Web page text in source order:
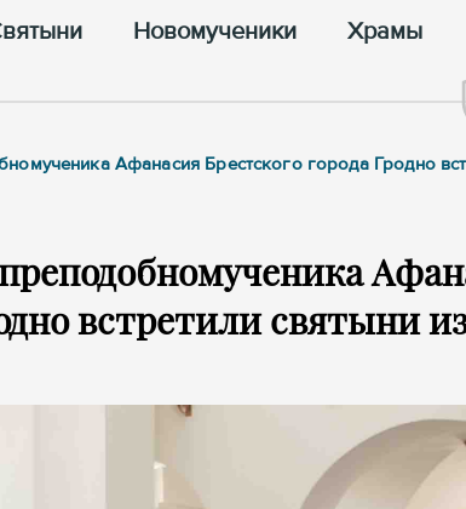
Новомученики Храмы
Афанасия Брестского города Гродно
встретили святыни